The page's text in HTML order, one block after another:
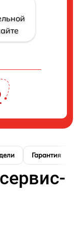
Гарантия